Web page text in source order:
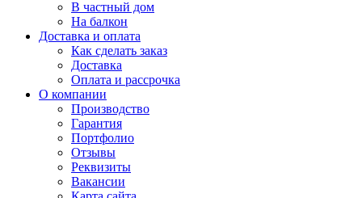
В частный дом
На балкон
Доставка и оплата
Как сделать заказ
Доставка
Оплата и рассрочка
О компании
Производство
Гарантия
Портфолио
Отзывы
Реквизиты
Вакансии